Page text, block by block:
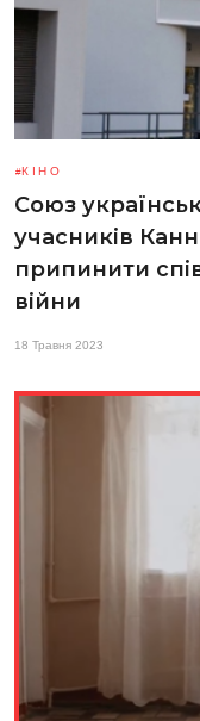
КІНО
Союз
учасників
припинити
війни
18 Травня 2023